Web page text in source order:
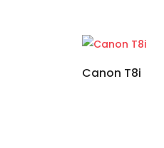
Canon T8i